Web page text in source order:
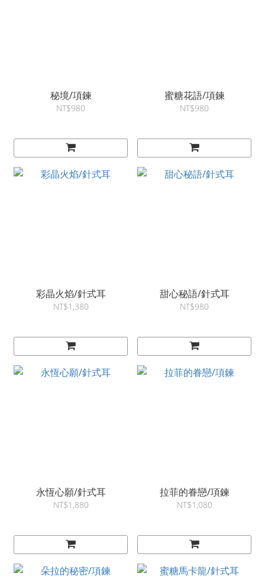
秘境/項鍊
NT$980
蜜糖花語/項鍊
NT$980
彩晶火焰/針式耳
NT$1,380
甜心秘語/針式耳
NT$980
永恆心願/針式耳
NT$1,880
拉菲的眷戀/項鍊
NT$1,080